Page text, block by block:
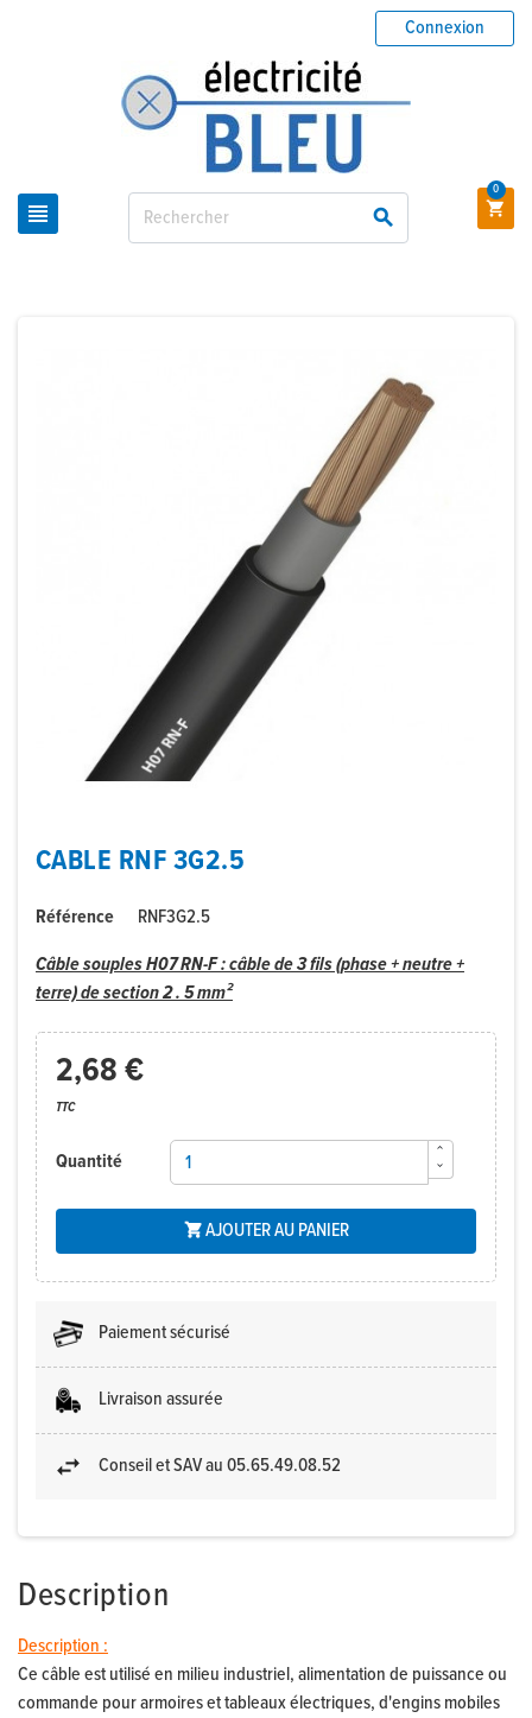
 
Connexion

0
CABLE RNF 3G2.5
Référence
RNF3G2.5
Câble souples H07 RN-F : câble de 3 fils (phase + neutre +
terre) de section 2 . 5 mm²
2,68 €
TTC
Quantité
AJOUTER AU PANIER
Paiement sécurisé
Livraison assurée
Conseil et SAV au 05.65.49.08.52
Description
Description :
Ce câble est utilisé en milieu industriel, alimentation de puissance ou
commande pour armoires et tableaux électriques, d'engins mobiles